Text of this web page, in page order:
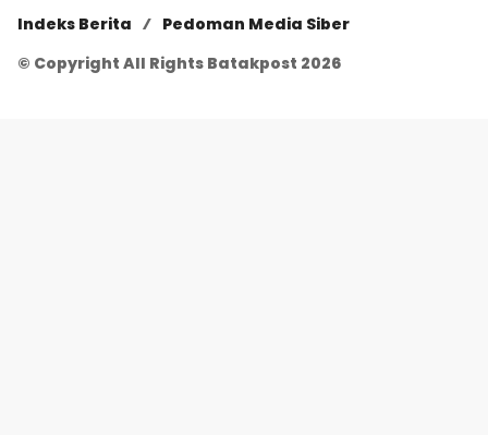
Indeks Berita
Pedoman Media Siber
© Copyright All Rights Batakpost 2026